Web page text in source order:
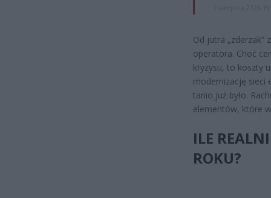
Od jutra „zderzak”
operatora. Choć
kryzysu, to koszty
modernizację sieci
tanio już było.
elementów, które
ILE
ROKU?